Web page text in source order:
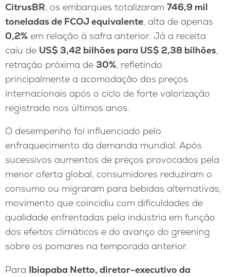
CitrusBR, os embarques totalizaram 746,9 mil
toneladas de FCOJ equivalente, alta de apenas
0,2% em relação à safra anterior. Já a receita
caiu de US$ 3,42 bilhões para US$ 2,38 bilhões,
retração próxima de 30%, refletindo
principalmente a acomodação dos preços
internacionais após o ciclo de forte valorização
registrado nos últimos anos.
O desempenho foi influenciado pelo
enfraquecimento da demanda mundial. Após
sucessivos aumentos de preços provocados pela
menor oferta global, consumidores reduziram o
consumo ou migraram para bebidas alternativas,
movimento que coincidiu com dificuldades de
qualidade enfrentadas pela indústria em função
dos efeitos climáticos e do avanço do greening
sobre os pomares na temporada anterior.
Para Ibiapaba Netto, diretor-executivo da